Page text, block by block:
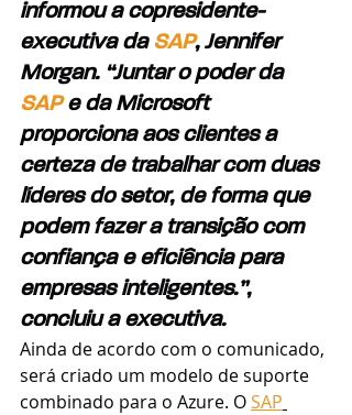
informou a copresidente-
executiva da SAP, Jennifer
Morgan. “Juntar o poder da
SAP e da Microsoft
proporciona aos clientes a
certeza de trabalhar com duas
líderes do setor, de forma que
podem fazer a transição com
confiança e eficiência para
empresas inteligentes.”,
concluiu a executiva.
Ainda de acordo com o comunicado,
será criado um modelo de suporte
combinado para o Azure. O SAP